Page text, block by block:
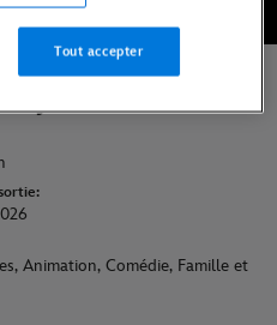
Animation, Comédie, Famille et
Tout accepter